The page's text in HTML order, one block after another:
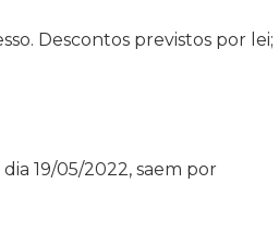
Descontos previstos por lei;
19/05/2022, saem por